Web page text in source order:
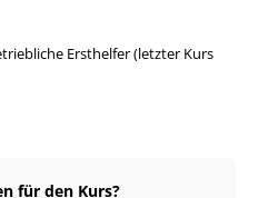
Ersthelfer (letzter Kurs
für den Kurs?